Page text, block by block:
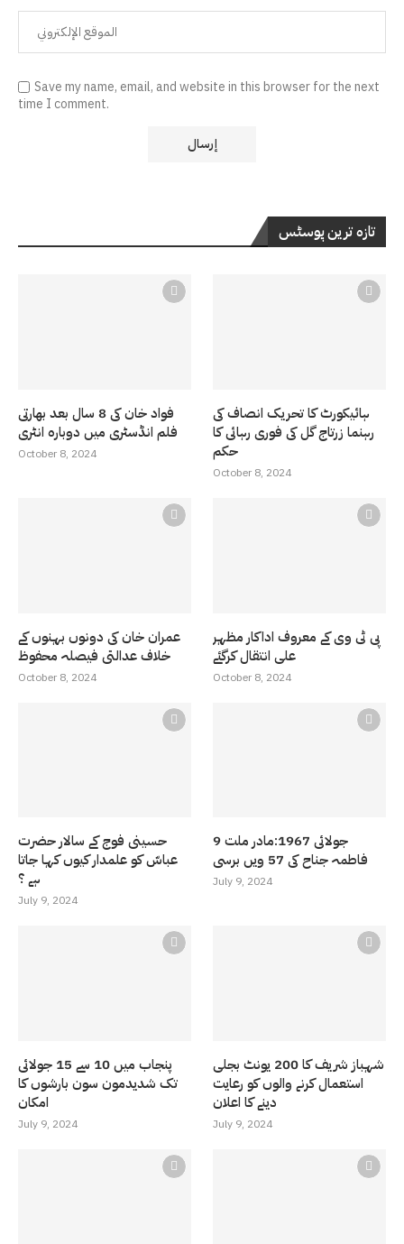
Save my name, email, and website in this browser for the next
time I comment.
تازہ ترین پوسٹس
فواد خان کی 8 سال بعد بھارتی
فلم انڈسٹری میں دوبارہ انٹری
October 8, 2024
ہائیکورٹ کا تحریک انصاف کی
رہنما زرتاج گل کی فوری رہائی کا
حکم
October 8, 2024
عمران خان کی دونوں بہنوں کے
خلاف عدالتی فیصلہ محفوظ
October 8, 2024
پی ٹی وی کے معروف اداکار مظہر
علی انتقال کرگئے
October 8, 2024
حسینی فوج کے سالار حضرت
عباسّ کو علمدار کیوں کہا جاتا
ہے ؟
July 9, 2024
9 جولائی 1967:مادر ملت
فاطمہ جناح کی 57 ویں برسی
July 9, 2024
پنجاب میں 10 سے 15 جولائی
تک شدیدمون سون بارشوں کا
امکان
July 9, 2024
شہباز شریف کا 200 یونٹ بجلی
استعمال کرنے والوں کو رعایت
دینے کا اعلان
July 9, 2024